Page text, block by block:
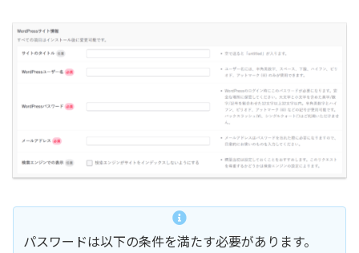
パスワードは以下の条件を満たす必要があります。